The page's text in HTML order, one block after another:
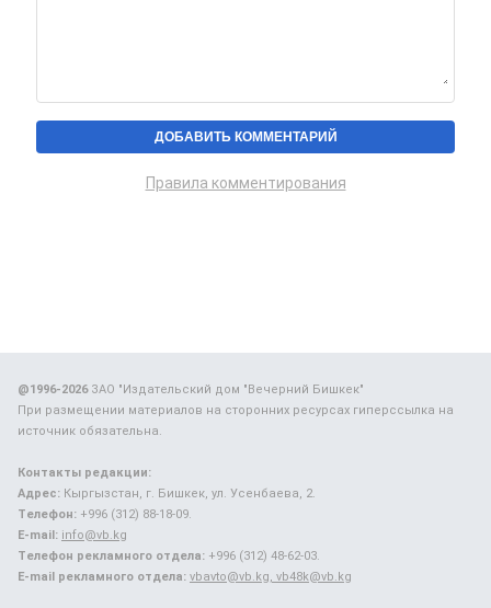
Правила комментирования
@1996-2026ЗАО "Издательский дом "Вечерний Бишкек"
При размещении материалов на сторонних ресурсах гиперссылка на
источник обязательна.
Контакты редакции:
Адрес: Кыргызстан, г. Бишкек, ул. Усенбаева, 2.
Телефон: +996 (312) 88-18-09.
E-mail: info@vb.kg
Телефон рекламного отдела: +996 (312) 48-62-03.
E-mail рекламного отдела: vbavto@vb.kg, vb48k@vb.kg